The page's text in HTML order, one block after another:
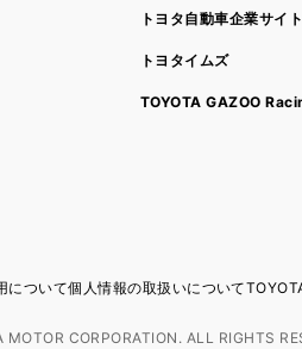
トヨタ自動車企業サイ
トヨタイムズ
TOYOTA GAZOO
について個人情報の取扱いについて
CORPORATION. ALL RIGHTS